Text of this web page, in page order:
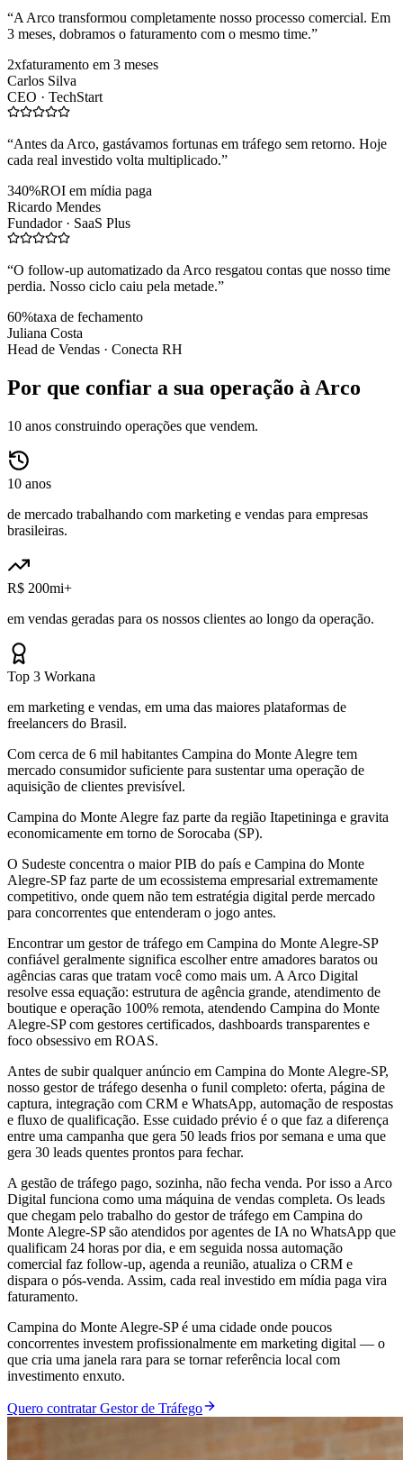
“A Arco transformou completamente nosso processo comercial. Em
3 meses, dobramos o faturamento com o mesmo time.”
2xfaturamento em 3 meses
Carlos Silva
CEO · TechStart
“Antes da Arco, gastávamos fortunas em tráfego sem retorno. Hoje
cada real investido volta multiplicado.”
340%ROI em mídia paga
Ricardo Mendes
Fundador · SaaS Plus
“O follow-up automatizado da Arco resgatou contas que nosso time
perdia. Nosso ciclo caiu pela metade.”
60%taxa de fechamento
Juliana Costa
Head de Vendas · Conecta RH
Por que confiar a sua operação à Arco
10 anos construindo operações que vendem.
10 anos
de mercado trabalhando com marketing e vendas para empresas
brasileiras.
R$ 200mi+
em vendas geradas para os nossos clientes ao longo da operação.
Top 3 Workana
em marketing e vendas, em uma das maiores plataformas de
freelancers do Brasil.
Com cerca de 6 mil habitantes Campina do Monte Alegre tem
mercado consumidor suficiente para sustentar uma operação de
aquisição de clientes previsível.
Campina do Monte Alegre faz parte da região Itapetininga e gravita
economicamente em torno de Sorocaba (SP).
O Sudeste concentra o maior PIB do país e Campina do Monte
Alegre-SP faz parte de um ecossistema empresarial extremamente
competitivo, onde quem não tem estratégia digital perde mercado
para concorrentes que entenderam o jogo antes.
Encontrar um gestor de tráfego em Campina do Monte Alegre-SP
confiável geralmente significa escolher entre amadores baratos ou
agências caras que tratam você como mais um. A Arco Digital
resolve essa equação: estrutura de agência grande, atendimento de
boutique e operação 100% remota, atendendo Campina do Monte
Alegre-SP com gestores certificados, dashboards transparentes e
foco obsessivo em ROAS.
Antes de subir qualquer anúncio em Campina do Monte Alegre-SP,
nosso gestor de tráfego desenha o funil completo: oferta, página de
captura, integração com CRM e WhatsApp, automação de respostas
e fluxo de qualificação. Esse cuidado prévio é o que faz a diferença
entre uma campanha que gera 50 leads frios por semana e uma que
gera 30 leads quentes prontos para fechar.
A gestão de tráfego pago, sozinha, não fecha venda. Por isso a Arco
Digital funciona como uma máquina de vendas completa. Os leads
que chegam pelo trabalho do gestor de tráfego em Campina do
Monte Alegre-SP são atendidos por agentes de IA no WhatsApp que
qualificam 24 horas por dia, e em seguida nossa automação
comercial faz follow-up, agenda a reunião, atualiza o CRM e
dispara o pós-venda. Assim, cada real investido em mídia paga vira
faturamento.
Campina do Monte Alegre-SP é uma cidade onde poucos
concorrentes investem profissionalmente em marketing digital — o
que cria uma janela rara para se tornar referência local com
investimento enxuto.
Quero contratar Gestor de Tráfego